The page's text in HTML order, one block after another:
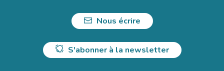
Nous écrire
S'abonner à la newsletter